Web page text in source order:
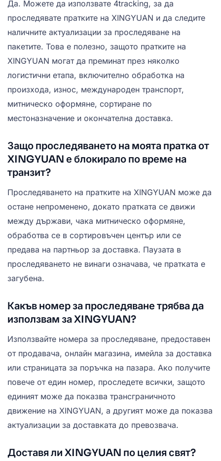
Да. Можете да използвате 4tracking, за да
проследявате пратките на XINGYUAN и да следите
наличните актуализации за проследяване на
пакетите. Това е полезно, защото пратките на
XINGYUAN могат да преминат през няколко
логистични етапа, включително обработка на
произхода, износ, международен транспорт,
митническо оформяне, сортиране по
местоназначение и окончателна доставка.
Защо проследяването на моята пратка от
XINGYUAN е блокирало по време на
транзит?
Проследяването на пратките на XINGYUAN може да
остане непроменено, докато пратката се движи
между държави, чака митническо оформяне,
обработва се в сортировъчен център или се
предава на партньор за доставка. Паузата в
проследяването не винаги означава, че пратката е
загубена.
Какъв номер за проследяване трябва да
използвам за XINGYUAN?
Използвайте номера за проследяване, предоставен
от продавача, онлайн магазина, имейла за доставка
или страницата за поръчка на пазара. Ако получите
повече от един номер, проследете всички, защото
единият може да показва трансграничното
движение на XINGYUAN, а другият може да показва
актуализации за доставката до превозвача.
Доставя ли XINGYUAN по целия свят?